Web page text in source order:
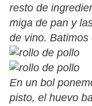
resto de
miga de pan y
de vino. Batimos
En un bol
pisto, el huevo